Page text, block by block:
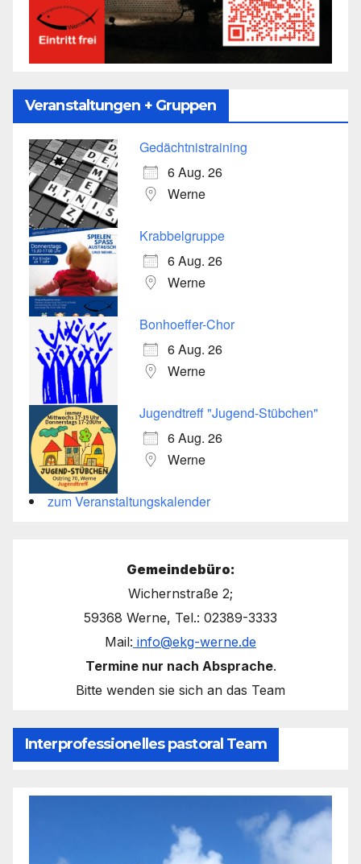
Veranstaltungen + Gruppen
Gedächtnistraining
6 Aug. 26
Werne
Krabbelgruppe
6 Aug. 26
Werne
Bonhoeffer-Chor
6 Aug. 26
Werne
Jugendtreff "Jugend-Stübchen"
6 Aug. 26
Werne
zum Veranstaltungskalender
Gemeindebüro:
Wichernstraße 2;
59368 Werne, Tel.: 02389-3333
Mail: info@ekg-werne.de
Termine nur nach Absprache.
Bitte wenden sie sich an das Team
Interprofessionelles pastoral Team